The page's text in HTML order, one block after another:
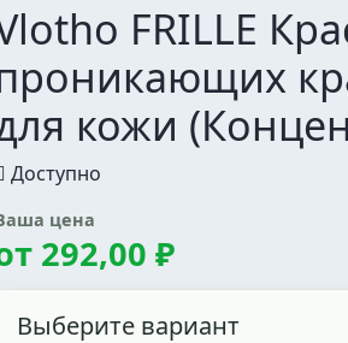
FRILLE
кожи
Доступно
цена
292,00 ₽
Выберите вариант